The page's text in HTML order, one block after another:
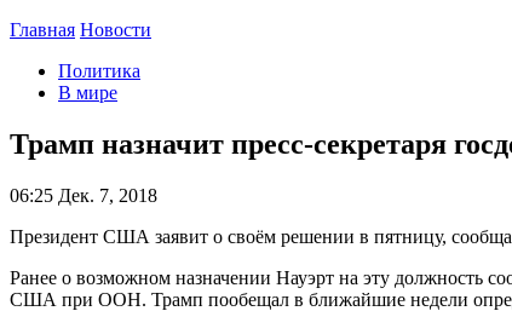
Главная Новости
Политика
В мире
Трамп назначит пресс-секретаря
06:25 Дек. 7, 2018
Президент США заявит о своём решении в пятницу,
Ранее о возможном назначении Науэрт на эту должность
США при ООН. Трамп пообещал в ближайшие недели